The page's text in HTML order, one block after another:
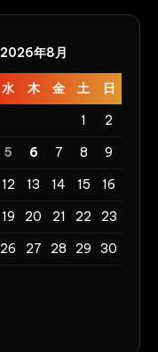
2026年8月
水 木 金 土
日
1
2
5 6 7 8
9
12 13 14 15
16
19 20 21 22
23
26 27 28 29
30